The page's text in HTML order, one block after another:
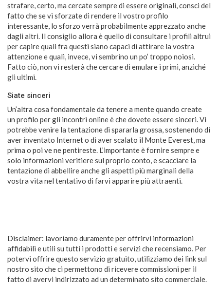
strafare, certo, ma cercate sempre di essere originali, consci del
fatto che se vi sforzate di rendere il vostro profilo
interessante, lo sforzo verrà probabilmente apprezzato anche
dagli altri. Il consiglio allora è quello di consultare i profili altrui
per capire quali fra questi siano capaci di attirare la vostra
attenzione e quali, invece, vi sembrino un po’ troppo noiosi.
Fatto ciò, non vi resterà che cercare di emulare i primi, anziché
gli ultimi.
Siate sinceri
Un’altra cosa fondamentale da tenere a mente quando create
un profilo per gli incontri online è che dovete essere sinceri. Vi
potrebbe venire la tentazione di spararla grossa, sostenendo di
aver inventato Internet o di aver scalato il Monte Everest, ma
prima o poi ve ne pentireste. L’importante è fornire sempre e
solo informazioni veritiere sul proprio conto, e scacciare la
tentazione di abbellire anche gli aspetti più marginali della
vostra vita nel tentativo di farvi apparire più attraenti.
Disclaimer: lavoriamo duramente per offrirvi informazioni
affidabili e utili su tutti i prodotti e servizi che recensiamo. Per
potervi offrire questo servizio gratuito, utilizziamo dei link sul
nostro sito che ci permettono di ricevere commissioni per il
fatto di avervi indirizzato ad un determinato sito commerciale.